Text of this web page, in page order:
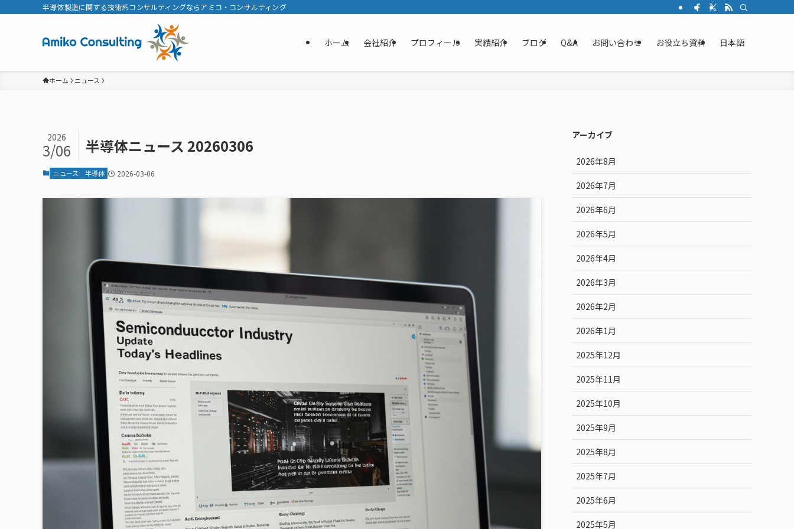
半導体製造に関する技術系コンサルティングならアミコ・コンサルティング
ホーム 会社紹介 プロフィール 実績紹介 ブログ Q&A お問い合わせ お役立ち資料 日本語
ホーム ニュース
半導体ニュース 20260306
2026
3/06
ニュース 半導体 2026-03-06
アーカイブ
2026年8月
2026年7月
2026年6月
2026年5月
2026年4月
2026年3月
2026年2月
2026年1月
2025年12月
2025年11月
2025年10月
2025年9月
2025年8月
2025年7月
2025年6月
2025年5月